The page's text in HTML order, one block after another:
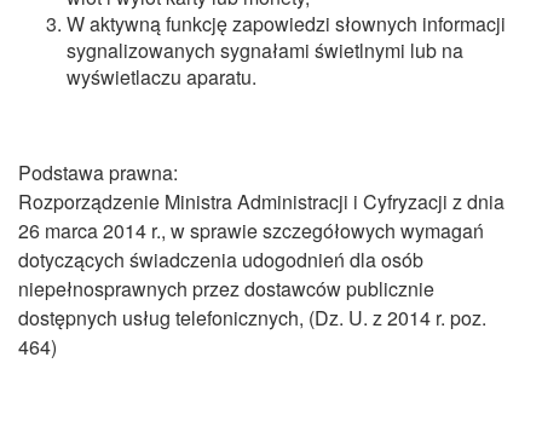
W aktywną funkcję zapowiedzi słownych informacji
sygnalizowanych sygnałami świetlnymi lub na
wyświetlaczu aparatu.
Podstawa prawna:
Rozporządzenie Ministra Administracji i Cyfryzacji z dnia
26 marca 2014 r., w sprawie szczegółowych wymagań
dotyczących świadczenia udogodnień dla osób
niepełnosprawnych przez dostawców publicznie
dostępnych usług telefonicznych, (Dz. U. z 2014 r. poz.
464)